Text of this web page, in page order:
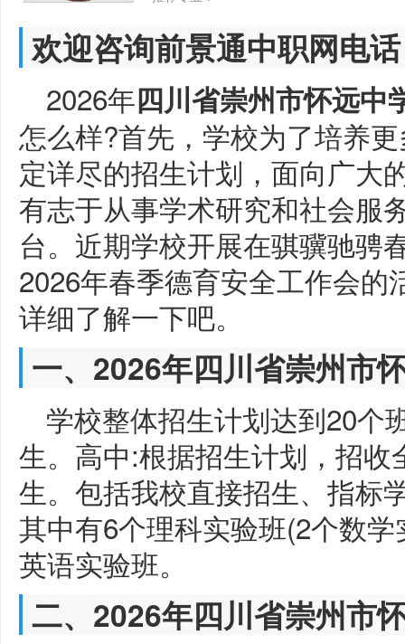
欢迎咨询前景通中职网电
2026年四川省崇州市怀远中
怎么样?首先，学校为了培养
定详尽的招生计划，面向广大
有志于从事学术研究和社会服
台。近期学校开展在骐骥驰骋
2026年春季德育安全工作会
详细了解一下吧。
一、2026年四川省崇州市
学校整体招生计划达到20个
生。高中:根据招生计划，招
生。包括我校直接招生、指标
其中有6个理科实验班(2个数
英语实验班。
二、2026年四川省崇州市